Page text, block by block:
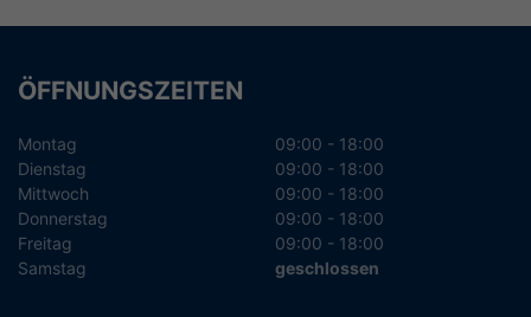
ÖFFNUNGSZEITEN
Montag
09:00 - 18:00
Dienstag
09:00 - 18:00
Mittwoch
09:00 - 18:00
Donnerstag
09:00 - 18:00
Freitag
09:00 - 18:00
Samstag
geschlossen